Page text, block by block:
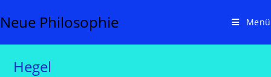
Inhalt
Neue Philosophie Menü
Hegel